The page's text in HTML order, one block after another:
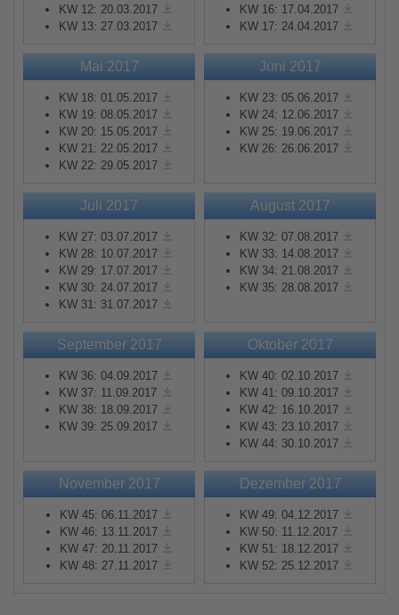
KW 12: 20.03.2017
KW 13: 27.03.2017
KW 16: 17.04.2017
KW 17: 24.04.2017
Mai 2017
KW 18: 01.05.2017
KW 19: 08.05.2017
KW 20: 15.05.2017
KW 21: 22.05.2017
KW 22: 29.05.2017
Juni 2017
KW 23: 05.06.2017
KW 24: 12.06.2017
KW 25: 19.06.2017
KW 26: 26.06.2017
Juli 2017
KW 27: 03.07.2017
KW 28: 10.07.2017
KW 29: 17.07.2017
KW 30: 24.07.2017
KW 31: 31.07.2017
August 2017
KW 32: 07.08.2017
KW 33: 14.08.2017
KW 34: 21.08.2017
KW 35: 28.08.2017
September 2017
KW 36: 04.09.2017
KW 37: 11.09.2017
KW 38: 18.09.2017
KW 39: 25.09.2017
Oktober 2017
KW 40: 02.10.2017
KW 41: 09.10.2017
KW 42: 16.10.2017
KW 43: 23.10.2017
KW 44: 30.10.2017
November 2017
KW 45: 06.11.2017
KW 46: 13.11.2017
KW 47: 20.11.2017
KW 48: 27.11.2017
Dezember 2017
KW 49: 04.12.2017
KW 50: 11.12.2017
KW 51: 18.12.2017
KW 52: 25.12.2017